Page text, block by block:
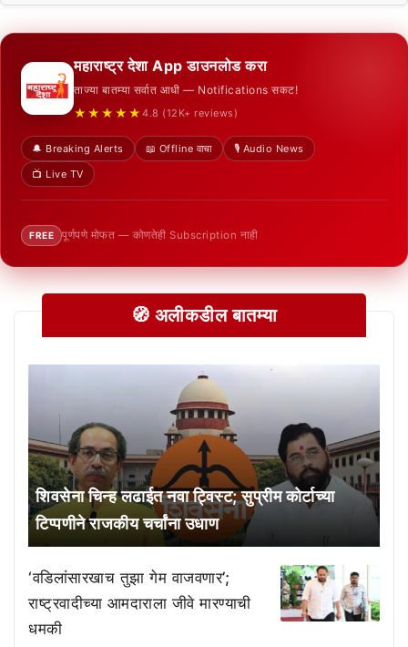
महाराष्ट्र देशा App डाउनलोड करा
ताज्या बातम्या सर्वात आधी — Notifications सकट!
★★★★★ 4.8 (12K+ reviews)
🔔 Breaking Alerts 📖 Offline वाचा
🎙️ Audio News
📺 Live TV
FREE पूर्णपणे मोफत — कोणतेही Subscription नाही
🧭 अलीकडील बातम्या
शिवसेना चिन्ह लढाईत नवा ट्विस्ट; सुप्रीम कोर्टाच्या
टिप्पणीने राजकीय चर्चांना उधाण
‘वडिलांसारखाच तुझा गेम वाजवणार’;
राष्ट्रवादीच्या आमदाराला जीवे मारण्याची
धमकी